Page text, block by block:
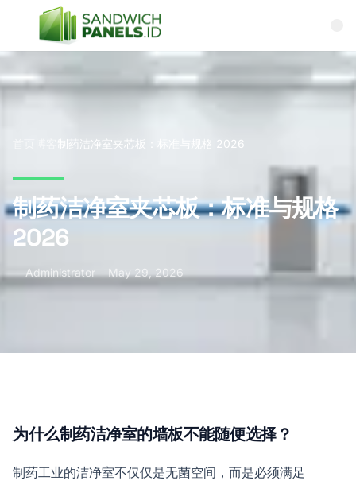
Skip to content
制药洁净室夹芯板：标准与规格 2026
制药洁净室夹芯板：标准与规格
2026
Administrator May 29, 2026
为什么制药洁净室的墙板不能随便选择？
制药工业的洁净室不仅仅是无菌空间，而是必须满足